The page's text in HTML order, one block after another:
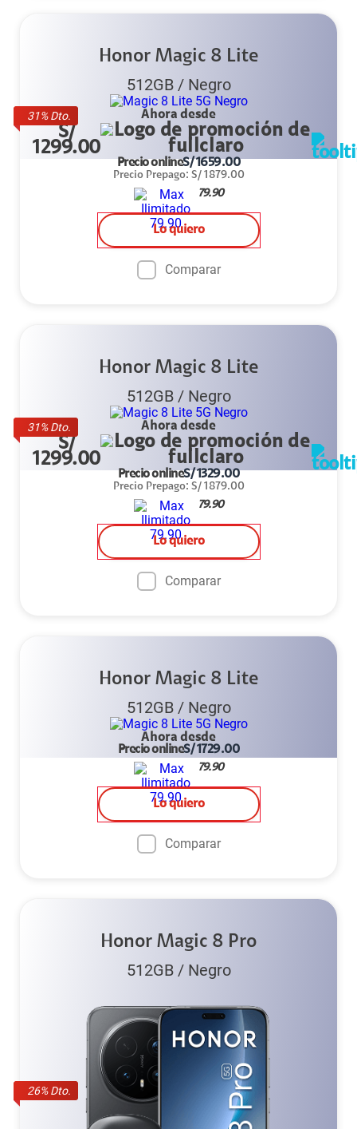
31% Dto.
Honor Magic 8 Lite
512GB/ Negro
Ahora desde
S/
1299.00
Precio onlineS/1659.00
Precio Prepago: S/ 1879.00
79.90
Lo quiero
Comparar
31% Dto.
Honor Magic 8 Lite
512GB/ Negro
Ahora desde
S/
1299.00
Precio onlineS/1329.00
Precio Prepago: S/ 1879.00
79.90
Lo quiero
Comparar
Honor Magic 8 Lite
512GB/ Negro
Ahora desde
Precio onlineS/1729.00
79.90
Lo quiero
Comparar
26% Dto.
Honor Magic 8 Pro
512GB/ Negro